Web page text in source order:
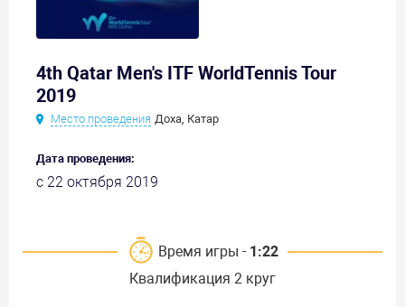
4th Qatar Men's ITF WorldTennis Tour
2019
Место проведения Доха, Катар
Дата проведения:
с 22 октября 2019
Время игры - 1:22
Квалификация 2 круг